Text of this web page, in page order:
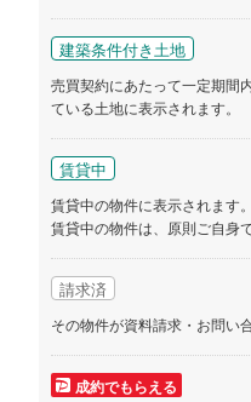
建築条件付き土地
売買契約にあたって一定期間
ている土地に表示されます。
賃貸中
賃貸中の物件に表示されます。
賃貸中の物件は、原則ご自身
請求済
その物件が資料請求・お問い
成約でもらえる